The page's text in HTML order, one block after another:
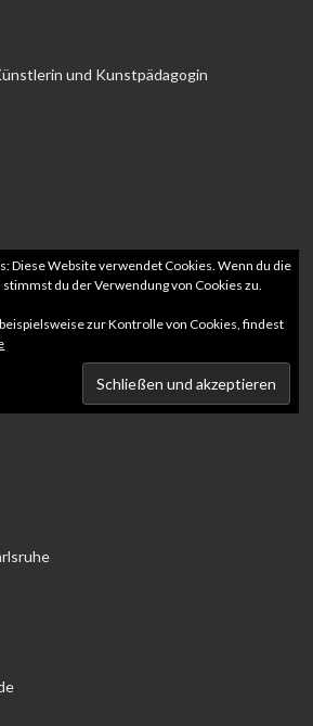
und Kunstpädagogin
Diese Website verwendet Cookies. Wenn du die
du der Verwendung von Cookies zu.
zur Kontrolle von Cookies, findest